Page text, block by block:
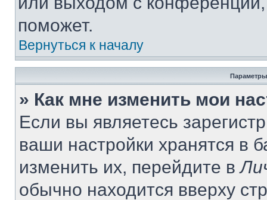
поможет.
Вернуться к началу
Параметры
» Как мне изменить мои
Если вы являетесь
ваши настройки хранятся в
изменить их, перейдите в
обычно находится вверху